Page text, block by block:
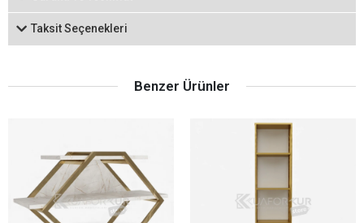
Taksit Seçenekleri
Benzer Ürünler